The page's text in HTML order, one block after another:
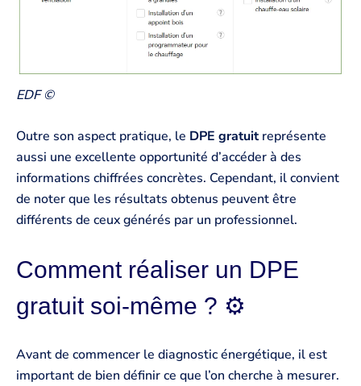
EDF ©
Outre son aspect pratique, le DPE gratuitreprésente
aussi une excellente opportunité d’accéder à des
informations chiffrées concrètes. Cependant, il convient
de noter que les résultats obtenus peuvent être
différents de ceux générés par un professionnel.
Comment réaliser un DPE
gratuit soi-même ? ⚙️
Avant de commencer le diagnostic énergétique, il est
important de bien définir ce que l’on cherche à mesurer.